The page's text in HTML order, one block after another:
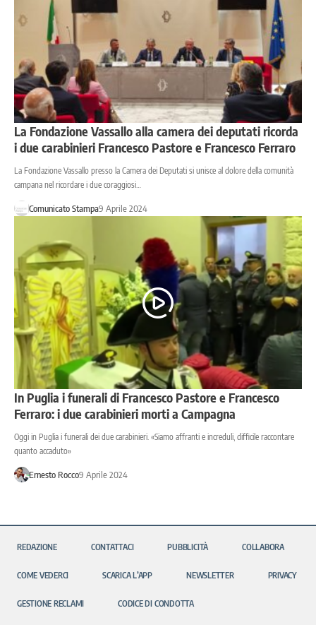
La Fondazione Vassallo alla camera dei deputati ricorda
i due carabinieri Francesco Pastore e Francesco Ferraro
La Fondazione Vassallo presso la Camera dei Deputati si unisce al dolore della comunità
campana nel ricordare i due coraggiosi…
Comunicato Stampa9 Aprile 2024
In Puglia i funerali di Francesco Pastore e Francesco
Ferraro: i due carabinieri morti a Campagna
Oggi in Puglia i funerali dei due carabinieri. «Siamo affranti e increduli, difficile raccontare
quanto accaduto»
Ernesto Rocco9 Aprile 2024
REDAZIONE CONTATTACI PUBBLICITÀ COLLABORA
COME VEDERCI SCARICA L’APP NEWSLETTER PRIVACY
GESTIONE RECLAMI CODICE DI CONDOTTA